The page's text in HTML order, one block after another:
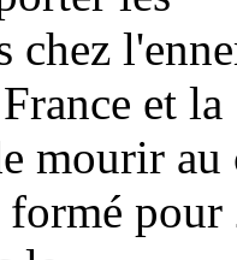
chez
et la
mourir au
pour